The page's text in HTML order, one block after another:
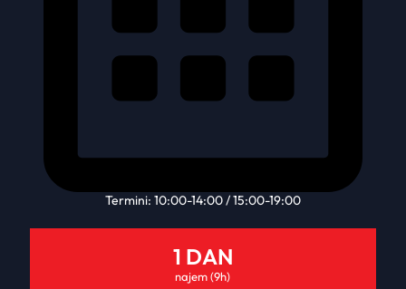
Termini: 10:00-14:00 / 15:00-19:00
1 DAN
najem (9h)